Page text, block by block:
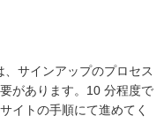
サインアップのプロセス
があります。10 分程度で
イトの手順にて進めてく